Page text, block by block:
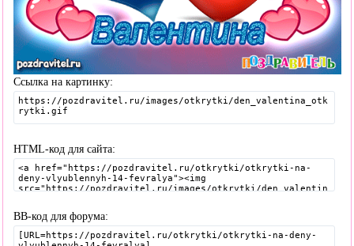
Ссылка на картинку:
HTML-код для сайта:
BB-код для форума: